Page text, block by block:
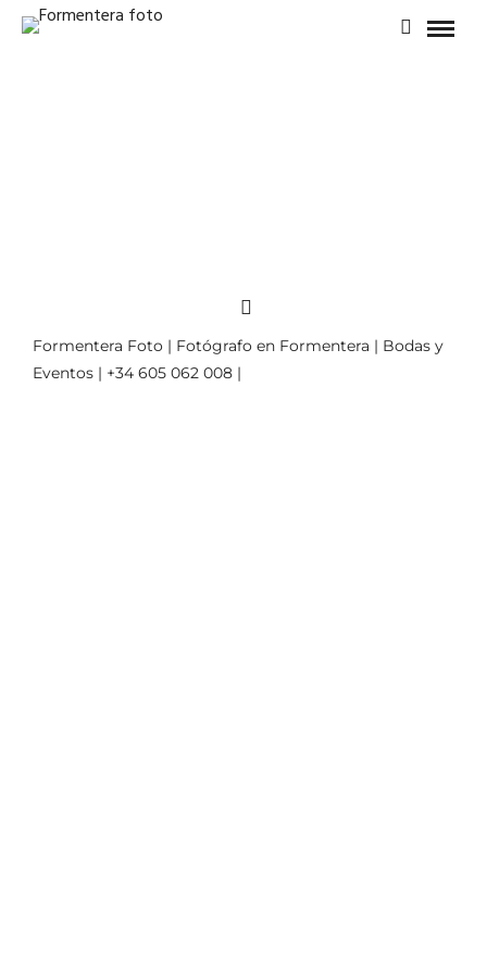
Formentera Foto | Fotógrafo en Formentera | Bodas y
Eventos | +34 605 062 008 |